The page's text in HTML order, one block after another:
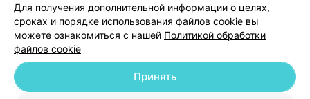
© 2026 ООО «Артокс Лаб», УНП 191700409
| 220012, Республика Беларусь,
Для получения дополнительной информации о целях,
сроках и порядке использования файлов cookie вы
можете ознакомиться с нашей Политикой обработки
файлов cookie
Принять